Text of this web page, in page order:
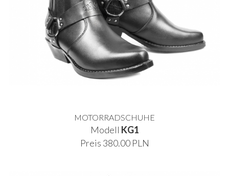
MOTORRADSCHUHE
Modell KG1
Preis 380.00 PLN